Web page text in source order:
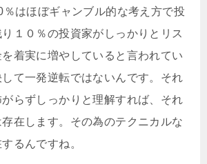
はほぼギャンブル的な考え方で投
１０％の投資家がしっかりとリス
着実に増やしていると言われてい
て一発逆転ではないんです。それ
らずしっかりと理解すれば、それ
在します。その為のテクニカルな
るんですね。